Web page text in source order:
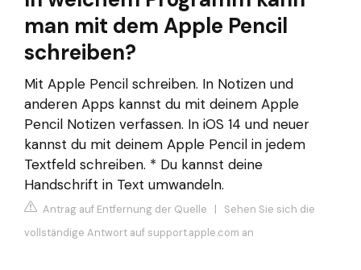
man mit dem Apple Pencil
schreiben?
Mit Apple Pencil schreiben. In Notizen und
anderen Apps kannst du mit deinem Apple
Pencil Notizen verfassen. In iOS 14 und neuer
kannst du mit deinem Apple Pencil in jedem
Textfeld schreiben. * Du kannst deine
Handschrift in Text umwandeln.
Antrag auf Entfernung der Quelle | Sehen Sie sich die
vollständige Antwort auf support.apple.com an